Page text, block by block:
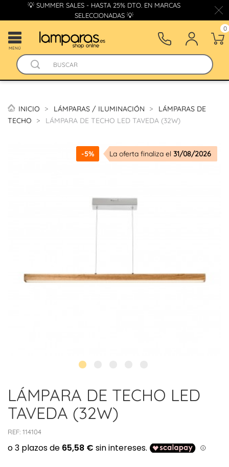
💡 SUMMER SALES - HASTA 25% DTO. EN MARCAS
SELECCIONADAS 💡
MENÚ
0
INICIO LÁMPARAS / ILUMINACIÓN
LÁMPARAS DE
TECHO
LÁMPARA DE TECHO LED TAVEDA (32W)
-5% La oferta finaliza el 31/08/2026
LÁMPARA DE TECHO LED
TAVEDA (32W)
REF: 114104